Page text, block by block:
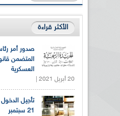
الأكثر قراءة
صدور أمر
المتضمن
العسكرية
20 أبريل 2021 |
تأجيل
21 سبتمبر